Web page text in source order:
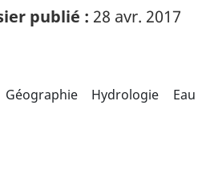
publié : 28 avr. 2017
Géographie Hydrologie Eau